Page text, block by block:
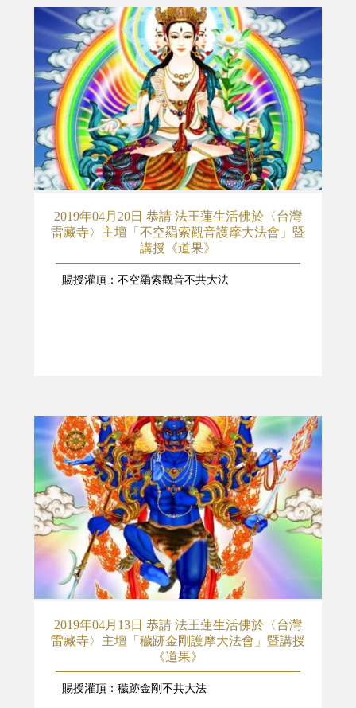
2019年04月20日 恭請 法王蓮生活佛於〈台灣
雷藏寺〉主壇「不空羂索觀音護摩大法會」暨
講授《道果》
賜授灌頂：不空羂索觀音不共大法
2019年04月13日 恭請 法王蓮生活佛於〈台灣
雷藏寺〉主壇「穢跡金剛護摩大法會」暨講授
《道果》
賜授灌頂：穢跡金剛不共大法